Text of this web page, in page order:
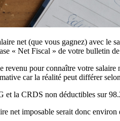
net (que vous gagnez) avec le
« Net Fiscal » de votre bulletin
revenu pour connaître votre
car la réalité peut différer
la CRDS non déductibles sur
net imposable serait donc